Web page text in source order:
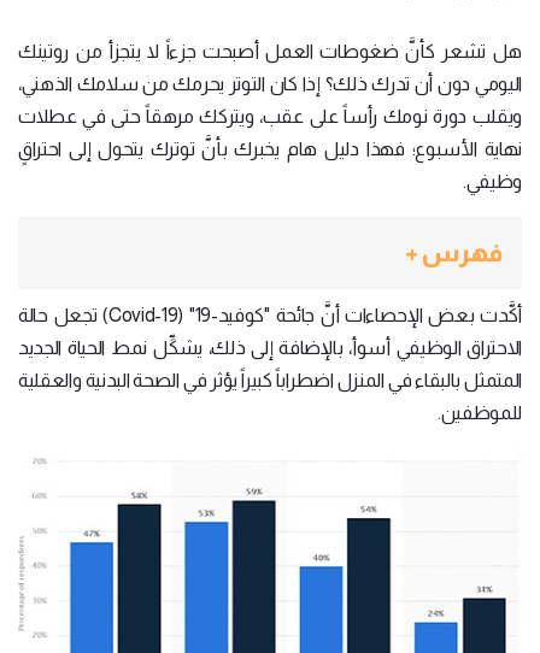
هل تشعر كأنَّ ضغوطات العمل أصبحت جزءاً لا يتجزأ من روتينك
اليومي دون أن تدرك ذلك؟ إذا كان التوتر يحرمك من سلامك الذهني،
ويقلب دورة نومك رأساً على عقب، ويتركك مرهقاً حتى في عطلات
نهاية الأسبوع؛ فهذا دليل هام يخبرك بأنَّ توترك يتحول إلى احتراقٍ
وظيفي.
فهرس +
أكَّدت بعض الإحصاءات أنَّ جائحة "كوفيد-19" (Covid-19) تجعل حالة
الاحتراق الوظيفي أسوأ، بالإضافة إلى ذلك، يشكِّل نمط الحياة الجديد
المتمثل بالبقاء في المنزل اضطراباً كبيراً يؤثر في الصحة البدنية والعقلية
للموظفين.